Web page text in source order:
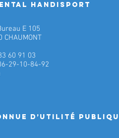
Handisport
E 105
60 91 03
29-10-84-92
D’UTILITÉ